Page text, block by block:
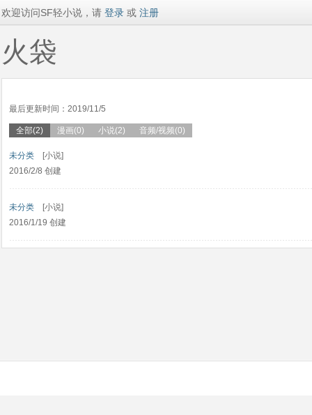
欢迎访问SF轻小说，请 登录 或 注册
火袋
最后更新时间：2019/11/5
全部(2) 漫画(0) 小说(2) 音频/视频(0)
未分类 [小说]
2016/2/8 创建
未分类 [小说]
2016/1/19 创建